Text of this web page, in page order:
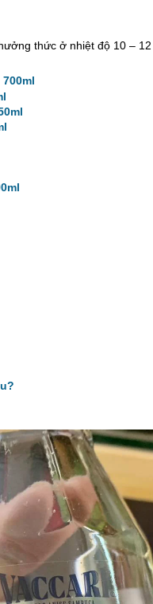
thức ở nhiệt độ 10 – 12